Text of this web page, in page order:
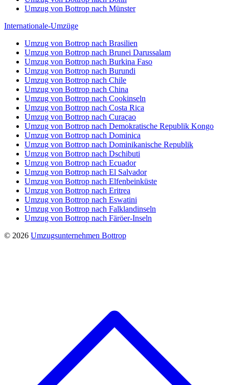
Umzug von Bottrop nach Münster
Internationale-Umzüge
Umzug von Bottrop nach Brasilien
Umzug von Bottrop nach Brunei Darussalam
Umzug von Bottrop nach Burkina Faso
Umzug von Bottrop nach Burundi
Umzug von Bottrop nach Chile
Umzug von Bottrop nach China
Umzug von Bottrop nach Cookinseln
Umzug von Bottrop nach Costa Rica
Umzug von Bottrop nach Curaçao
Umzug von Bottrop nach Demokratische Republik Kongo
Umzug von Bottrop nach Dominica
Umzug von Bottrop nach Dominikanische Republik
Umzug von Bottrop nach Dschibuti
Umzug von Bottrop nach Ecuador
Umzug von Bottrop nach El Salvador
Umzug von Bottrop nach Elfenbeinküste
Umzug von Bottrop nach Eritrea
Umzug von Bottrop nach Eswatini
Umzug von Bottrop nach Falklandinseln
Umzug von Bottrop nach Färöer-Inseln
© 2026 Umzugsunternehmen Bottrop